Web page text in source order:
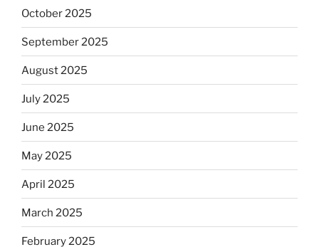
October 2025
September 2025
August 2025
July 2025
June 2025
May 2025
April 2025
March 2025
February 2025